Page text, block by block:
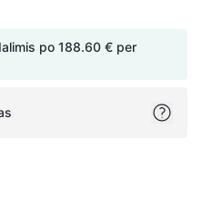
po 188.60 € per